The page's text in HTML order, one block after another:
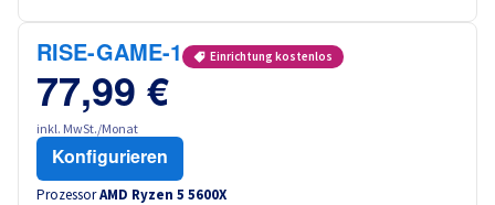
RISE-GAME-1 Einrichtung kostenlos
77,99 €
inkl. MwSt./Monat
Konfigurieren
ProzessorAMD Ryzen 5 5600X